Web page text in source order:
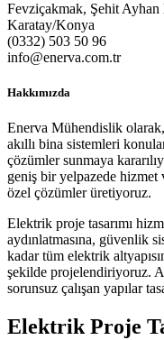
Fevziçakmak, Şehit
Karatay/Konya
(0332) 503 50 96
info@enerva.com.tr
Hakkımızda
Enerva Mühendislik
akıllı bina sistemleri
çözümler sunmaya
geniş bir yelpazede
özel çözümler üretiyoruz.
Elektrik proje tasarımı
aydınlatmasına, güvenlik
kadar tüm elektrik
şekilde projelendiriyoruz.
sorunsuz çalışan yapılar
Elektrik Proje